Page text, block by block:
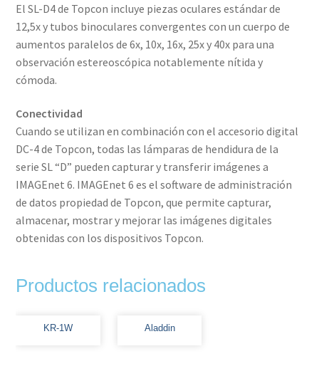
El SL-D4 de Topcon incluye piezas oculares estándar de
12,5x y tubos binoculares convergentes con un cuerpo de
aumentos paralelos de 6x, 10x, 16x, 25x y 40x para una
observación estereoscópica notablemente nítida y
cómoda.
Conectividad
Cuando se utilizan en combinación con el accesorio digital
DC-4 de Topcon, todas las lámparas de hendidura de la
serie SL “D” pueden capturar y transferir imágenes a
IMAGEnet 6. IMAGEnet 6 es el software de administración
de datos propiedad de Topcon, que permite capturar,
almacenar, mostrar y mejorar las imágenes digitales
obtenidas con los dispositivos Topcon.
Productos relacionados
KR-1W Aladdin